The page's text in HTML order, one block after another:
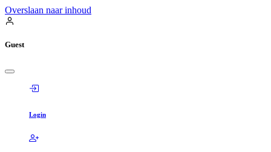
Overslaan naar inhoud
Guest
Login